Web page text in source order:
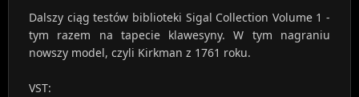
Dalszy ciąg testów biblioteki Sigal Collection Volume 1 -
tym razem na tapecie klawesyny. W tym nagraniu
nowszy model, czyli Kirkman z 1761 roku.
VST: